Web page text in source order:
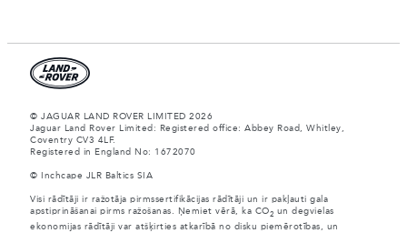
© JAGUAR LAND ROVER LIMITED 2026
Jaguar Land Rover Limited: Registered office: Abbey Road, Whitley,
Coventry CV3 4LF.
Registered in England No: 1672070
© Inchcape JLR Baltics SIA
Visi rādītāji ir ražotāja pirmssertifikācijas rādītāji un ir pakļauti gala
apstiprināšanai pirms ražošanas. Ņemiet vērā, ka CO2 un degvielas
ekonomijas rādītāji var atšķirties atkarībā no disku piemērotības, un